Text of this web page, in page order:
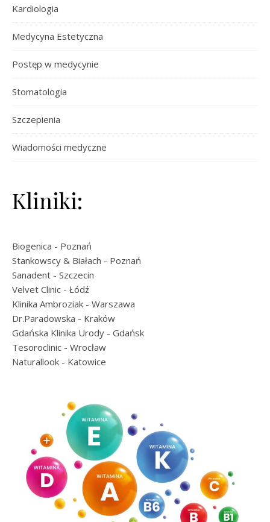
Kardiologia
Medycyna Estetyczna
Postęp w medycynie
Stomatologia
Szczepienia
Wiadomości medyczne
Kliniki:
Biogenica - Poznań
Stankowscy & Białach - Poznań
Sanadent - Szczecin
Velvet Clinic - Łódź
Klinika Ambroziak - Warszawa
Dr.Paradowska - Kraków
Gdańska Klinika Urody - Gdańsk
Tesoroclinic - Wrocław
Naturallook - Katowice